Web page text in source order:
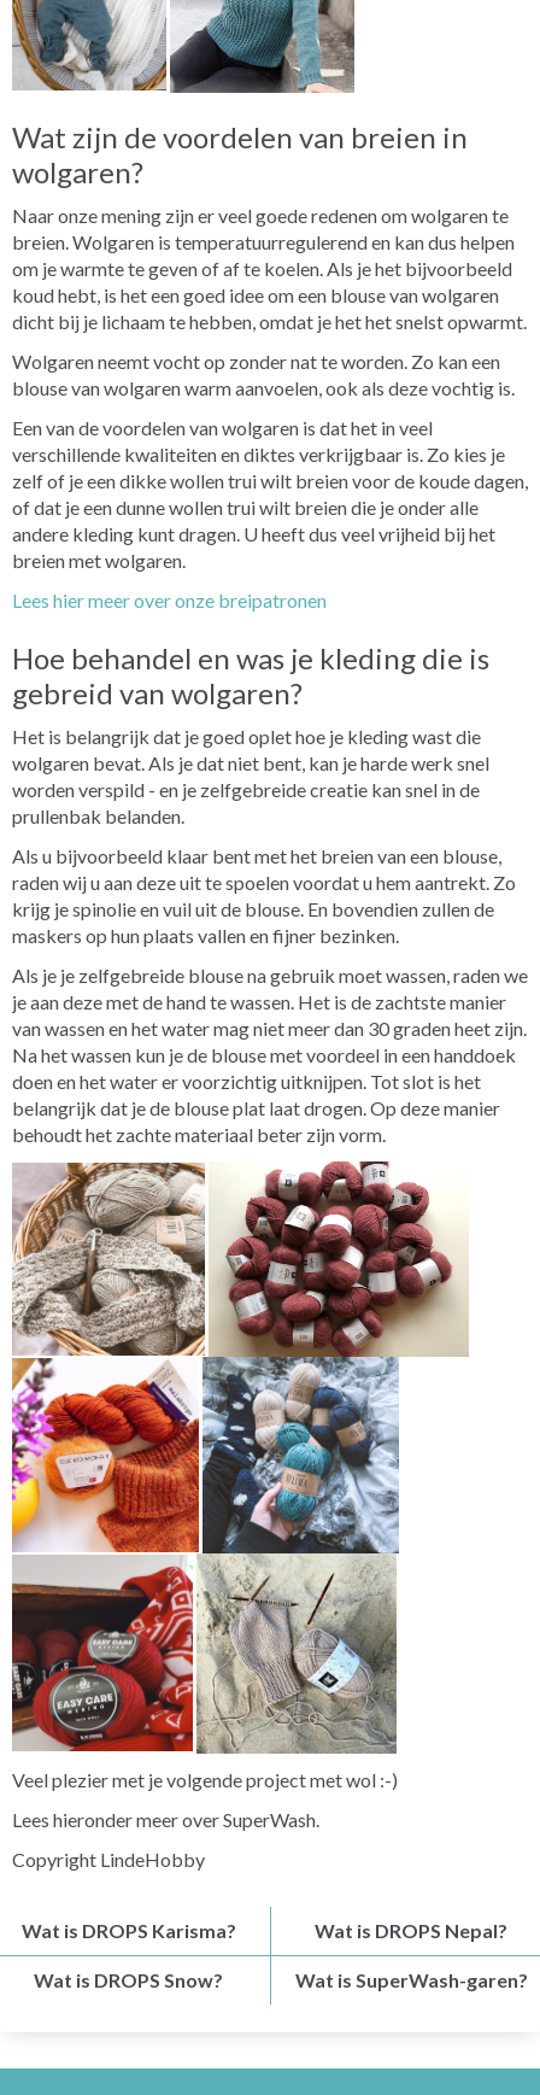
Wat zijn de voordelen van breien in
wolgaren?
Naar onze mening zijn er veel goede redenen om wolgaren te
breien. Wolgaren is temperatuurregulerend en kan dus helpen
om je warmte te geven of af te koelen. Als je het bijvoorbeeld
koud hebt, is het een goed idee om een blouse van wolgaren
dicht bij je lichaam te hebben, omdat je het het snelst opwarmt.
Wolgaren neemt vocht op zonder nat te worden. Zo kan een
blouse van wolgaren warm aanvoelen, ook als deze vochtig is.
Een van de voordelen van wolgaren is dat het in veel
verschillende kwaliteiten en diktes verkrijgbaar is. Zo kies je
zelf of je een dikke wollen trui wilt breien voor de koude dagen,
of dat je een dunne wollen trui wilt breien die je onder alle
andere kleding kunt dragen. U heeft dus veel vrijheid bij het
breien met wolgaren.
Lees hier meer over onze breipatronen
Hoe behandel en was je kleding die is
gebreid van wolgaren?
Het is belangrijk dat je goed oplet hoe je kleding wast die
wolgaren bevat. Als je dat niet bent, kan je harde werk snel
worden verspild - en je zelfgebreide creatie kan snel in de
prullenbak belanden.
Als u bijvoorbeeld klaar bent met het breien van een blouse,
raden wij u aan deze uit te spoelen voordat u hem aantrekt. Zo
krijg je spinolie en vuil uit de blouse. En bovendien zullen de
maskers op hun plaats vallen en fijner bezinken.
Als je je zelfgebreide blouse na gebruik moet wassen, raden we
je aan deze met de hand te wassen. Het is de zachtste manier
van wassen en het water mag niet meer dan 30 graden heet zijn.
Na het wassen kun je de blouse met voordeel in een handdoek
doen en het water er voorzichtig uitknijpen. Tot slot is het
belangrijk dat je de blouse plat laat drogen. Op deze manier
behoudt het zachte materiaal beter zijn vorm.
Veel plezier met je volgende project met wol :-)
Lees hieronder meer over SuperWash.
Copyright LindeHobby
Wat is DROPS Karisma? Wat is DROPS Nepal?
Wat is DROPS Snow? Wat is SuperWash-garen?